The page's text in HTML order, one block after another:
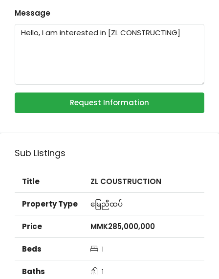
Message
Request Information
Sub Listings
ZL COUSTRUCTION
မြေညီထပ်
MMK285,000,000
1
1